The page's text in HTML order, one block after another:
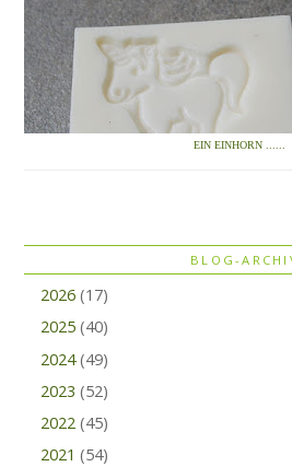
EIN EINHORN ......
BLOG-
2026 (17)
2025 (40)
2024 (49)
2023 (52)
2022 (45)
2021 (54)